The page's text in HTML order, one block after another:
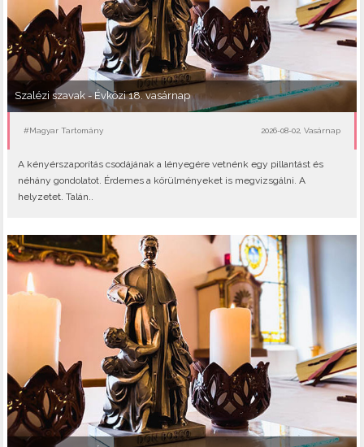
Szalézi szavak - Évközi 18. vasárnap
#Magyar Tartomány 2026-08-02, Vasárnap
A kényérszaporítás csodájának a lényegére vetnénk egy pillantást és
néhány gondolatot. Érdemes a körülményeket is megvizsgálni. A
helyzetet. Talán..